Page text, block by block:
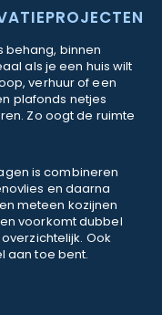
behang, binnen
als je een huis wilt
verhuur of een
plafonds netjes
Zo oogt de ruimte
is combineren
en daarna
meteen kozijnen
voorkomt dubbel
Ook
aan toe bent.